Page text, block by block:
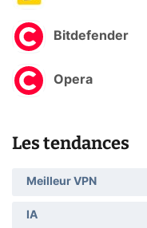
Bitdefender
Opera
Les tendances
Meilleur VPN
IA